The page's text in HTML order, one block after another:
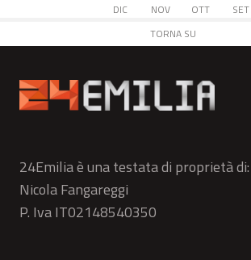
DIC NOV OTT
SET
TORNA SU
24Emilia è una testata di proprietà di:
Nicola Fangareggi
P. Iva IT02148540350